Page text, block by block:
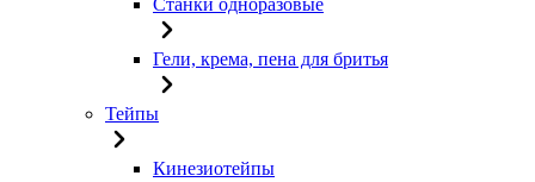
Станки одноразовые
Гели, крема, пена для бритья
Тейпы
Кинезиотейпы